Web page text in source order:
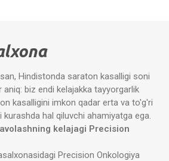
Hindistonda saraton kasalligi soni
biz endi kelajakka tayyorgarlik
kasalligini imkon qadar erta va to'g'ri
hal qiluvchi ahamiyatga ega.
kelajagi Precision
Precision Onkologiya